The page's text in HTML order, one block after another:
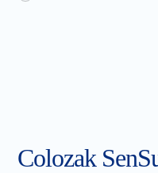
Colozak